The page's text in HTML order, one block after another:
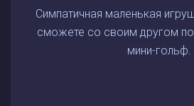
Симпатичная маленькая
сможете со своим другом
мини-гольф.